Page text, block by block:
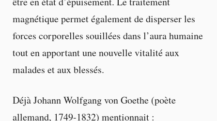
magnétique permet également de disperser les
forces corporelles souillées dans l’aura humaine
tout en apportant une nouvelle vitalité aux
malades et aux blessés.
Déjà Johann Wolfgang von Goethe (poète
allemand, 1749-1832) mentionnait :